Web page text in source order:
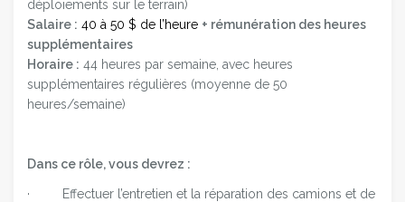
déploiements sur le terrain)
Salaire : 40 à 50 $ de l’heure + rémunération des heures
supplémentaires
Horaire : 44 heures par semaine, avec heures
supplémentaires régulières (moyenne de 50
heures/semaine)
Dans ce rôle, vous devrez :
· Effectuer l’entretien et la réparation des camions et de